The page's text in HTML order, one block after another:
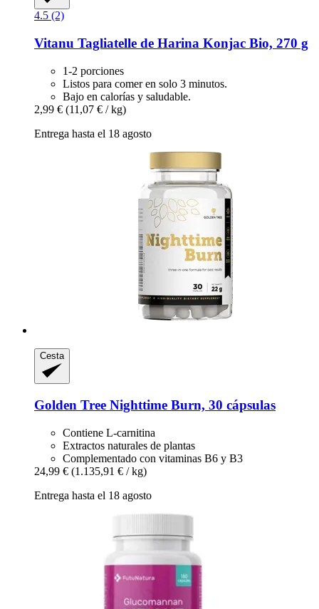
4.5 (2)
Vitanu Tagliatelle de Harina Konjac Bio, 270 g
1-2 porciones
Listos para comer en solo 3 minutos.
Bajo en calorías y saludable.
2,99 € (11,07 € / kg)
Entrega hasta el 18 agosto
Cesta
Golden Tree Nighttime Burn, 30 cápsulas
Contiene L-carnitina
Extractos naturales de plantas
Complementado con vitaminas B6 y B3
24,99 € (1.135,91 € / kg)
Entrega hasta el 18 agosto